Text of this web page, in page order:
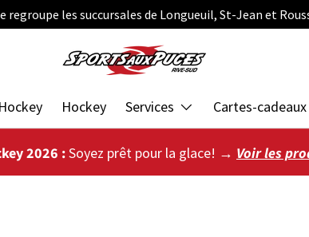
regroupe les succursales de Longueuil, St-Jean et
Hockey Services Cartes-cadeaux
2026 :Soyez prêt pour la glace! → Voir les